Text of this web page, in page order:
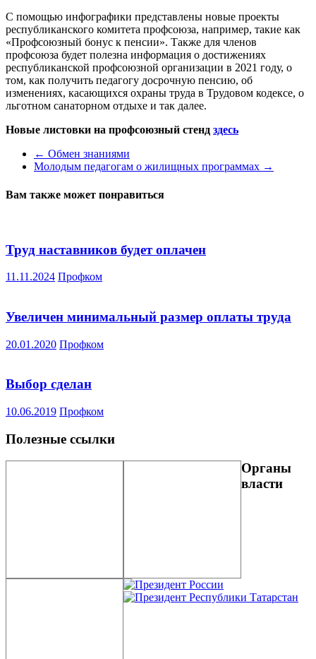
С помощью инфографики представлены новые проекты
республиканского комитета профсоюза, например, такие как
«Профсоюзный бонус к пенсии». Также для членов
профсоюза будет полезна информация о достижениях
республиканской профсоюзной организации в 2021 году, о
том, как получить педагогу досрочную пенсию, об
изменениях, касающихся охраны труда в Трудовом кодексе, о
льготном санаторном отдыхе и так далее.
Новые листовки на профсоюзный стенд здесь
← Обмен знаниями
Молодым педагогам о жилищных программах →
Вам также может понравиться
Труд наставников будет оплачен
11.11.2024 Профком
Увеличен минимальный размер оплаты труда
20.01.2020 Профком
Выбор сделан
10.06.2019 Профком
Полезные ссылки
Органы
власти